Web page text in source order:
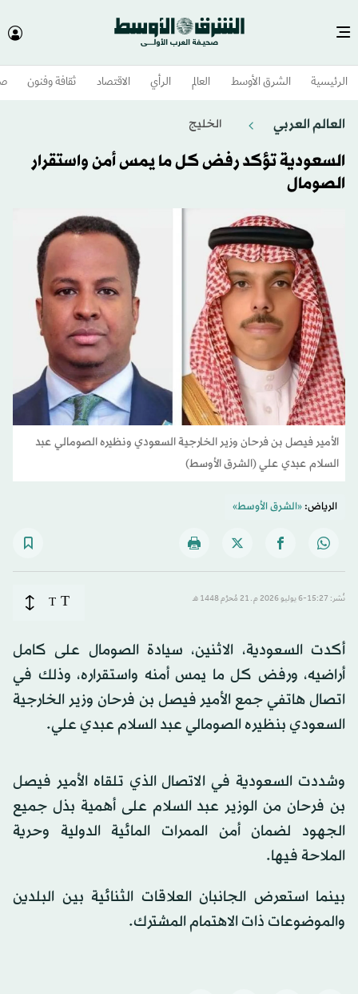
الرئيسية الشرق الأوسط​ العالم الرأي الاقتصاد ثقافة وفنون
العالم العربي الخليج
السعودية تؤكد رفض كل ما يمس أمن واستقرار
الصومال
الأمير فيصل بن فرحان وزير الخارجية السعودي ونظيره الصومالي عبد
السلام عبدي علي (الشرق الأوسط)
الرياض:«الشرق الأوسط»
نُشر: 15:27-6 يوليو 2026 م ـ 21 مُحرَّم 1448 هـ T
T
أكدت السعودية، الاثنين، سيادة الصومال على كامل
أراضيه، ورفض كل ما يمس أمنه واستقراره، وذلك في
اتصال هاتفي جمع الأمير فيصل بن فرحان وزير الخارجية
السعودي بنظيره الصومالي عبد السلام عبدي علي.
وشددت السعودية في الاتصال الذي تلقاه الأمير فيصل
بن فرحان من الوزير عبد السلام على أهمية بذل جميع
الجهود لضمان أمن الممرات المائية الدولية وحرية
الملاحة فيها.
بينما استعرض الجانبان العلاقات الثنائية بين البلدين
والموضوعات ذات الاهتمام المشترك.